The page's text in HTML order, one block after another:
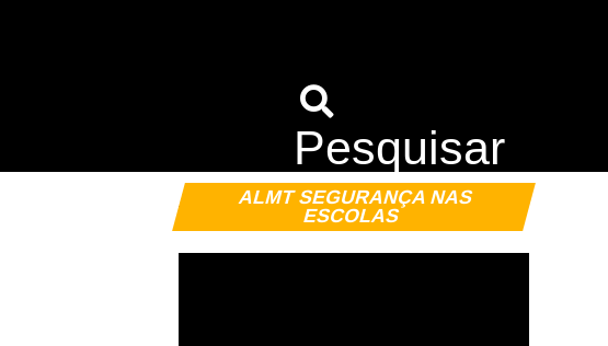
Pesquisar
ALMT SEGURANÇA NAS
ESCOLAS
Tocador
de